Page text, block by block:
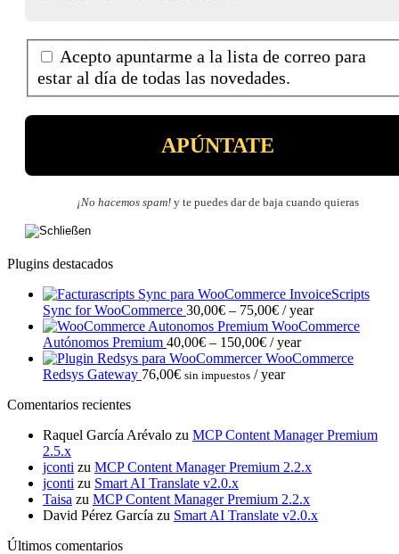
Acepto apuntarme a la lista de correo para
estar al día de todas las novedades.
¡No hacemos spam!y te puedes dar de baja cuando quieras
Plugins destacados
InvoiceScripts
Sync for WooCommerce 30,00€ – 75,00€Price
range:
30,00€
through
75,00€
/ year
WooCommerce
Autónomos Premium 40,00€ – 150,00€Price
range:
40,00€
/ year
WooCommerce
Redsys Gateway 76,00€ sin impuestos / year
Comentarios recientes
Raquel García Arévalo zu MCP Content Manager Premium
2.5.x
jconti zu MCP Content Manager Premium 2.2.x
jconti zu Smart AI Translate v2.0.x
Taisa zu MCP Content Manager Premium 2.2.x
David Pérez García zu Smart AI Translate v2.0.x
Últimos comentarios